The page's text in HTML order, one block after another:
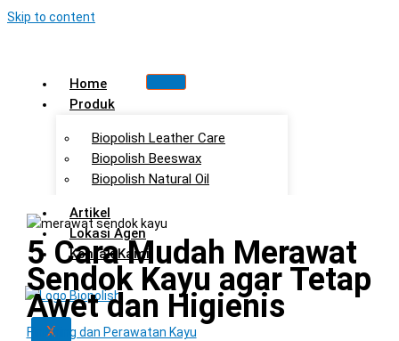
Skip to content
Home
Produk
Biopolish Leather Care
Biopolish Beeswax
Biopolish Natural Oil
Artikel
Lokasi Agen
Kontak Kami
X
5 Cara Mudah Merawat
Sendok Kayu agar Tetap
Awet dan Higienis
Finishing dan Perawatan Kayu